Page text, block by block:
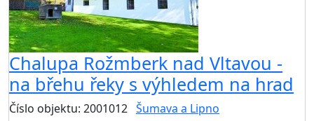
Chalupa Rožmberk nad Vltavou -
na břehu řeky s výhledem na hrad
Číslo objektu: 2001012 Šumava a Lipno